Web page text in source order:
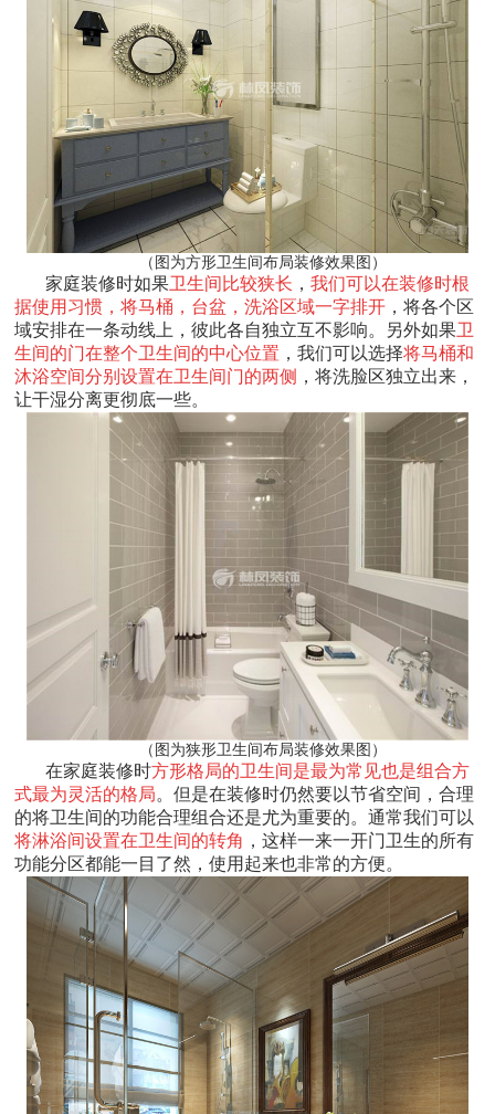
（图为方形卫生间布局装修效果图）
家庭装修时如果卫生间比较狭长 ，我们可以在装修时根
据使用习惯，将马桶，台盆，洗浴区域一字排开 ，将各个区
域安排在一条动线上，彼此各自独立互不影响。另外如果卫
生间的门在整个卫生间的中心位置 ，我们可以选择将马桶和
沐浴空间分别设置在卫生间门的两侧 ，将洗脸区独立出来，
让干湿分离更彻底一些。
（图为狭形卫生间布局装修效果图）
在家庭装修时方形格局的卫生间是最为常见也是组合方
式最为灵活的格局。但是在装修时仍然要以节省空间，合理
的将卫生间的功能合理组合还是尤为重要的。通常我们可以
将淋浴间设置在卫生间的转角 ，这样一来一开门卫生的所有
功能分区都能一目了然，使用起来也非常的方便。